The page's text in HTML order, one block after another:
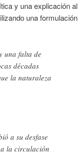
y una explicación al
una formulación
una falta de
décadas
la naturaleza
a su desfase
la circulación